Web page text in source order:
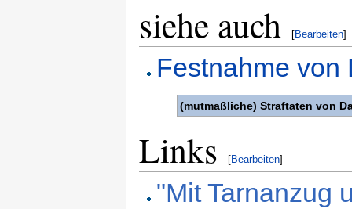
siehe auch [Bearbeiten]
Festnahme von
(mutmaßliche) Straftaten von
Links [Bearbeiten]
"Mit Tarnanzug